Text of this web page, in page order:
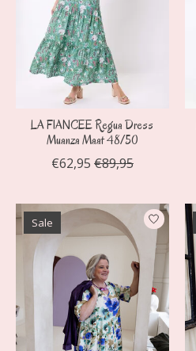
LA FIANCEE Regua Dress
Muanza Maat 48/50
€62,95 €89,95
Sale